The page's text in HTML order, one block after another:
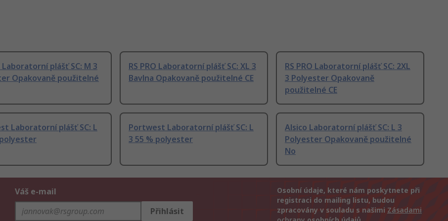
Laboratorní plášť SC: M 3
Opakovaně použitelné
RS PRO Laboratorní plášť SC: XL 3
Bavlna Opakovaně použitelné CE
RS PRO Laboratorní plášť SC: 2XL
3 Polyester Opakovaně
použitelné CE
Laboratorní plášť SC: L
Portwest Laboratorní plášť SC: L
3 55 % polyester
Alsico Laboratorní plášť SC: L 3
Polyester Opakovaně použitelné
No
Váš e-mail
Přihlásit
Osobní údaje, které nám poskytnete při
registraci do mailing listu, budou
zpracovány v souladu s našimi Zásadami